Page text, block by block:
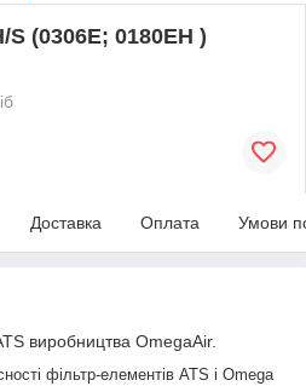
(0306E; 0180EH )
Доставка Оплата Умови
виробництва OmegaAir.
фільтр-елементів ATS і Omega